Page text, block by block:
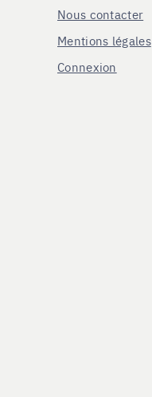
Nous contacter
Mentions légales
Connexion